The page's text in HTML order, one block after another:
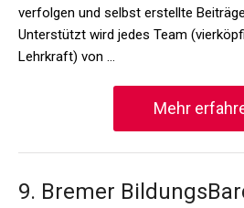
verfolgen und selbst erstellte
Unterstützt wird jedes Team
Lehrkraft) von …
Mehr
9. Bremer